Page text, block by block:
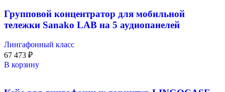
Групповой концентратор для мобильной
тележки Sanako LAB на 5 аудиопанелей
Лингафонный класс
67 473 ₽
В корзину